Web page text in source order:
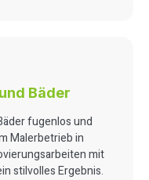
Bäder
fugenlos und
Malerbetrieb in
mit
stilvolles Ergebnis.